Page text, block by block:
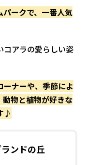
パークで、一番人気
コアラの愛らしい姿
ーナーや、季節によ
動物と植物が好きな
♪
ンドの丘